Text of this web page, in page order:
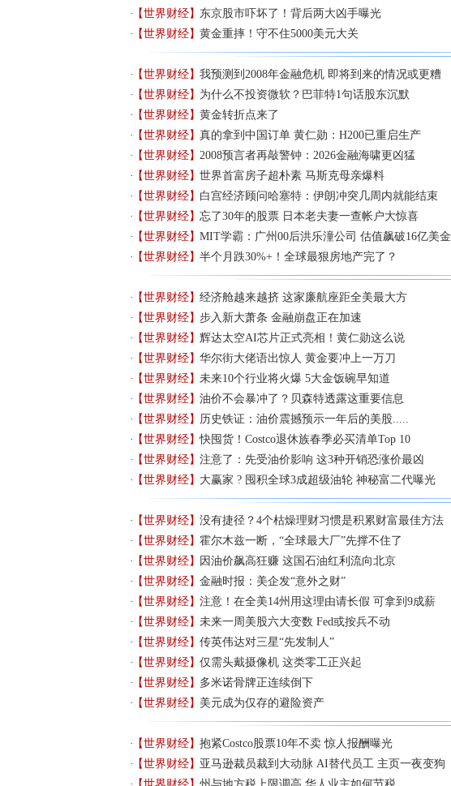
【世界财经】东京股市吓坏了！背后两大凶手曝光
【世界财经】黄金重摔！守不住5000美元大关
【世界财经】我预测到2008年金融危机 即将到来的情况或更糟
【世界财经】为什么不投资微软？巴菲特1句话股东沉默
【世界财经】黄金转折点来了
【世界财经】真的拿到中国订单 黄仁勋：H200已重启生产
【世界财经】2008预言者再敲警钟：2026金融海啸更凶猛
【世界财经】世界首富房子超朴素 马斯克母亲爆料
【世界财经】白宫经济顾问哈塞特：伊朗冲突几周内就能结束
【世界财经】忘了30年的股票 日本老夫妻一查帐户大惊喜
【世界财经】MIT学霸：广州00后洪乐潼公司 估值飙破16亿美金
【世界财经】半个月跌30%+！全球最狠房地产完了？
【世界财经】经济舱越来越挤 这家廉航座距全美最大方
【世界财经】步入新大萧条 金融崩盘正在加速
【世界财经】辉达太空AI芯片正式亮相！黄仁勋这么说
【世界财经】华尔街大佬语出惊人 黄金要冲上一万刀
【世界财经】未来10个行业将火爆 5大金饭碗早知道
【世界财经】油价不会暴冲了？贝森特透露这重要信息
【世界财经】历史铁证：油价震撼预示一年后的美股.....
【世界财经】快囤货！Costco退休族春季必买清单Top 10
【世界财经】注意了：先受油价影响 这3种开销恐涨价最凶
【世界财经】大赢家 ? 囤积全球3成超级油轮 神秘富二代曝光
【世界财经】没有捷径？4个枯燥理财习惯是积累财富最佳方法
【世界财经】霍尔木兹一断，“全球最大厂”先撑不住了
【世界财经】 因油价飙高狂赚 这国石油红利流向北京
【世界财经】金融时报：美企发“意外之财”
【世界财经】注意！在全美14州用这理由请长假 可拿到9成薪
【世界财经】未来一周美股六大变数 Fed或按兵不动
【世界财经】传英伟达对三星“先发制人”
【世界财经】仅需头戴摄像机 这类零工正兴起
【世界财经】多米诺骨牌正连续倒下
【世界财经】美元成为仅存的避险资产
【世界财经】抱紧Costco股票10年不卖 惊人报酬曝光
【世界财经】亚马逊裁员裁到大动脉 AI替代员工 主页一夜变狗